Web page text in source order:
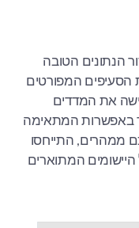
הנתונים הטובה
הסעיפים המפורטים
את המדדים
באפשרות המתאימה
ממהרים, התייחסו
המתוארים